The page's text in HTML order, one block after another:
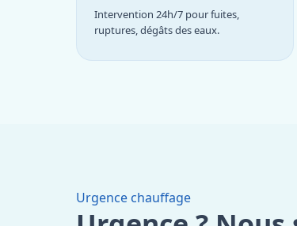
Intervention 24h/7 pour fuites,
ruptures, dégâts des eaux.
Urgence chauffage